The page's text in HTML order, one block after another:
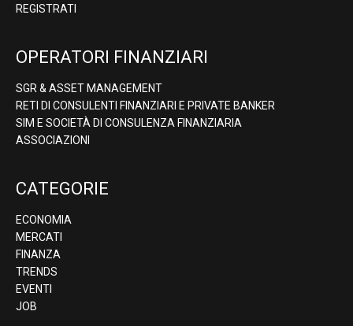
REGISTRATI
OPERATORI FINANZIARI
SGR & ASSET MANAGEMENT
RETI DI CONSULENTI FINANZIARI E PRIVATE BANKER
SIM E SOCIETÀ DI CONSULENZA FINANZIARIA
ASSOCIAZIONI
CATEGORIE
ECONOMIA
MERCATI
FINANZA
TRENDS
EVENTI
JOB